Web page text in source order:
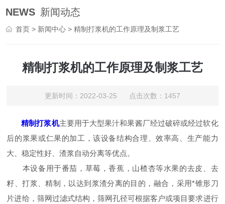
NEWS 新闻动态
首页 > 新闻中心 > 精制打浆机的工作原理及制浆工艺
精制打浆机的工作原理及制浆工艺
更新时间：2022-03-25 点击次数：1457
精制打浆机主要用于大型果汁和果酱厂经过破碎或经过软化
后的浆果或仁果的加工，该设备结构合理、效率高、生产能力
大、稳定性好、渣浆自动分离等优点。
本设备用于番茄，草莓，香蕉，山楂杏等水果的去皮、去
籽、打浆、精制，以达到浆渣分离的目的，融合，采用*锥形刀
片进给，筛网过滤式结构，筛网孔径可根据客户或项目要求进行